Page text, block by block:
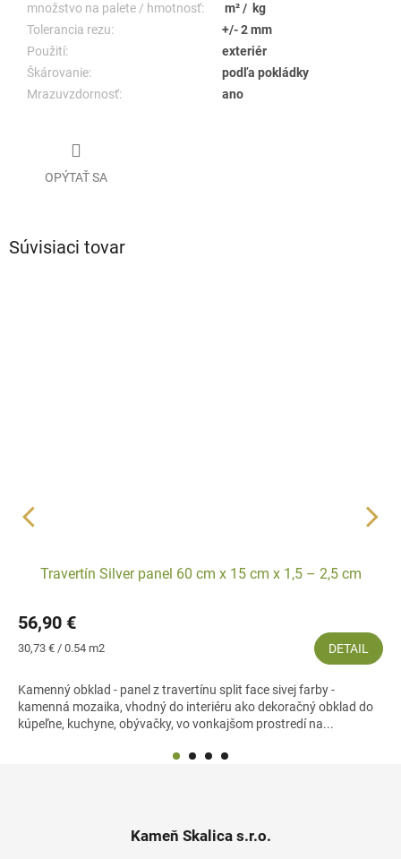
množstvo na palete / hmotnosť:
m² / kg
Tolerancia rezu:
+/- 2 mm
Použití:
exteriér
Škárovanie:
podľa pokládky
Mrazuvzdornosť:
ano
OPÝTAŤ SA
Súvisiaci tovar
Travertín Silver panel 60 cm x 15 cm x 1,5 – 2,5 cm
56,90 €
Jednotková
30,73 € / 0.54 m2 DETAIL
Kamenný obklad - panel z travertínu split face sivej farby -
kamenná mozaika, vhodný do interiéru ako dekoračný obklad do
kúpeľne, kuchyne, obývačky, vo vonkajšom prostredí na...
Kameň Skalica s.r.o.